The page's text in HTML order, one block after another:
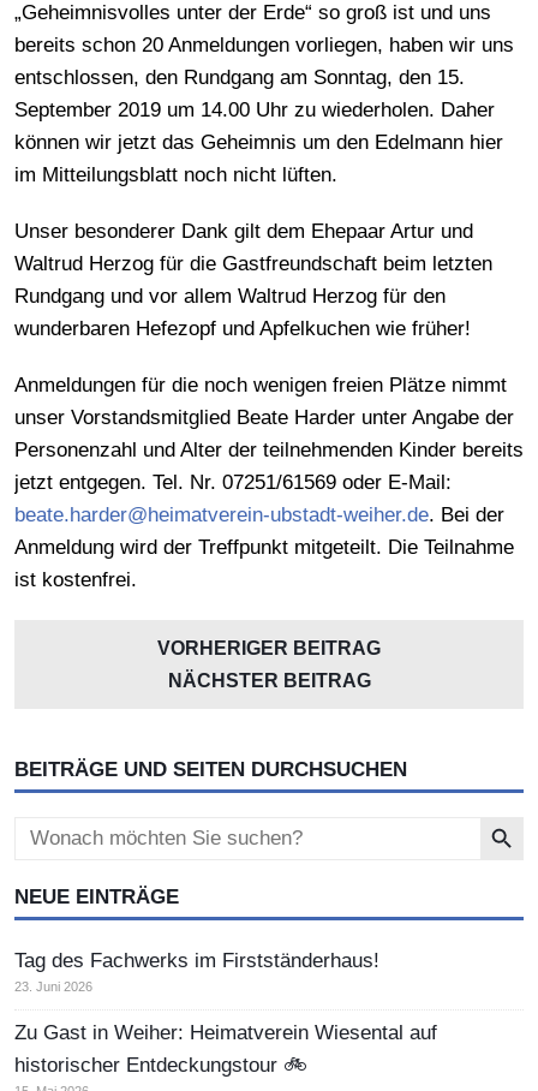
„Geheimnisvolles unter der Erde“ so groß ist und uns
bereits schon 20 Anmeldungen vorliegen, haben wir uns
entschlossen, den Rundgang am Sonntag, den 15.
September 2019 um 14.00 Uhr zu wiederholen. Daher
können wir jetzt das Geheimnis um den Edelmann hier
im Mitteilungsblatt noch nicht lüften.
Unser besonderer Dank gilt dem Ehepaar Artur und
Waltrud Herzog für die Gastfreundschaft beim letzten
Rundgang und vor allem Waltrud Herzog für den
wunderbaren Hefezopf und Apfelkuchen wie früher!
Anmeldungen für die noch wenigen freien Plätze nimmt
unser Vorstandsmitglied Beate Harder unter Angabe der
Personenzahl und Alter der teilnehmenden Kinder bereits
jetzt entgegen. Tel. Nr. 07251/61569 oder E-Mail:
beate.harder@heimatverein-ubstadt-weiher.de. Bei der
Anmeldung wird der Treffpunkt mitgeteilt. Die Teilnahme
ist kostenfrei.
VORHERIGER BEITRAG
NÄCHSTER BEITRAG
BEITRÄGE UND SEITEN DURCHSUCHEN
Search
for:
NEUE EINTRÄGE
Tag des Fachwerks im Firstständerhaus!
23. Juni 2026
Zu Gast in Weiher: Heimatverein Wiesental auf
historischer Entdeckungstour 🚲